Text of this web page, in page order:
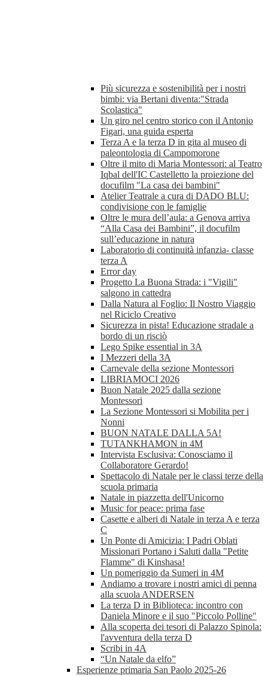
Più sicurezza e sostenibilità per i nostri
bimbi: via Bertani diventa:"Strada
Scolastica"
Un giro nel centro storico con il Antonio
Figari, una guida esperta
Terza A e la terza D in gita al museo di
paleontologia di Campomorone
Oltre il mito di Maria Montessori: al Teatro
Iqbal dell'IC Castelletto la proiezione del
docufilm "La casa dei bambini"
Atelier Teatrale a cura di DADO BLU:
condivisione con le famiglie
Oltre le mura dell’aula: a Genova arriva
“Alla Casa dei Bambini”, il docufilm
sull’educazione in natura
Laboratorio di continuità infanzia- classe
terza A
Error day
Progetto La Buona Strada: i "Vigili"
salgono in cattedra
Dalla Natura al Foglio: Il Nostro Viaggio
nel Riciclo Creativo
Sicurezza in pista! Educazione stradale a
bordo di un risciò
Lego Spike essential in 3A
I Mezzeri della 3A
Carnevale della sezione Montessori
LIBRIAMOCI 2026
Buon Natale 2025 dalla sezione
Montessori
La Sezione Montessori si Mobilita per i
Nonni
BUON NATALE DALLA 5A!
TUTANKHAMON in 4M
Intervista Esclusiva: Conosciamo il
Collaboratore Gerardo!
Spettacolo di Natale per le classi terze della
scuola primaria
Natale in piazzetta dell'Unicorno
Music for peace: prima fase
Casette e alberi di Natale in terza A e terza
C
Un Ponte di Amicizia: I Padri Oblati
Missionari Portano i Saluti dalla "Petite
Flamme" di Kinshasa!
Un pomeriggio da Sumeri in 4M
Andiamo a trovare i nostri amici di penna
alla scuola ANDERSEN
La terza D in Biblioteca: incontro con
Daniela Minore e il suo "Piccolo Polline"
Alla scoperta dei tesori di Palazzo Spinola:
l'avventura della terza D
Scribi in 4A
“Un Natale da elfo”
Esperienze primaria San Paolo 2025-26